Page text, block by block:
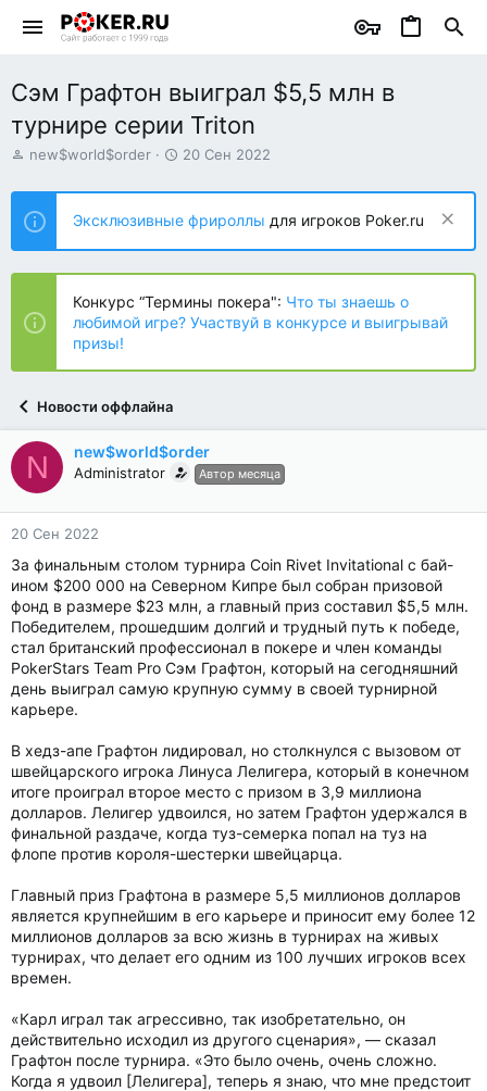
Cэм Графтон выиграл $5,5 млн в
турнире серии Triton
А
т
о
р
т
е
ы
new$world$order
Д
т
н
а
ч
л
а
20 Сен 2022
Эксклюзивные фрироллы для игроков Poker.ru
Конкурс “Термины покера": Что ты знаешь о
любимой игре? Участвуй в конкурсе и выигрывай
призы!
Новости оффлайна
N new$world$order
Administrator Автор месяца
20 Сен 2022
За финальным столом турнира Coin Rivet Invitational с бай-
ином $200 000 на Северном Кипре был собран призовой
фонд в размере $23 млн, а главный приз составил $5,5 млн.
Победителем, прошедшим долгий и трудный путь к победе,
стал британский профессионал в покере и член команды
PokerStars Team Pro Сэм Графтон, который на сегодняшний
день выиграл самую крупную сумму в своей турнирной
карьере.
В хедз-апе Графтон лидировал, но столкнулся с вызовом от
швейцарского игрока Линуса Лелигера, который в конечном
итоге проиграл второе место с призом в 3,9 миллиона
долларов. Лелигер удвоился, но затем Графтон удержался в
финальной раздаче, когда туз-семерка попал на туз на
флопе против короля-шестерки швейцарца.
Главный приз Графтона в размере 5,5 миллионов долларов
является крупнейшим в его карьере и приносит ему более 12
миллионов долларов за всю жизнь в турнирах на живых
турнирах, что делает его одним из 100 лучших игроков всех
времен.
«Карл играл так агрессивно, так изобретательно, он
действительно исходил из другого сценария», — сказал
Графтон после турнира. «Это было очень, очень сложно.
Когда я удвоил [Лелигера], теперь я знаю, что мне предстоит